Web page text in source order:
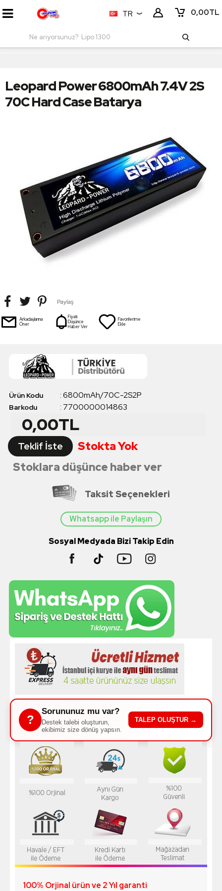
0,00TL
TR
Leopard Power 6800mAh 7.4V 2S
70C Hard Case Batarya
Paylaş
Arkadaşlarına
Öner
Fiyatı
Düşünce
Haber Ver
Favorilerime
Ekle
Ürün Kodu :6800mAh/70C-2S2P
Barkodu : 7700000014863
0,00TL
Teklif İste
Stokta Yok
Stoklara düşünce haber ver
Taksit Seçenekleri
Whatsapp ile Paylaşın
Sosyal Medyada Bizi Takip Edin
?
Sorununuz mu var?
Destek talebi oluşturun,
ekibimiz size dönüş yapsın.
TALEP OLUŞTUR →
100% Orjinal ürün ve 2 Yıl garanti